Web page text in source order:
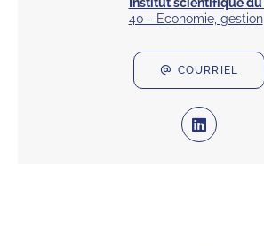
40 - Economie, gestion
COURRIEL